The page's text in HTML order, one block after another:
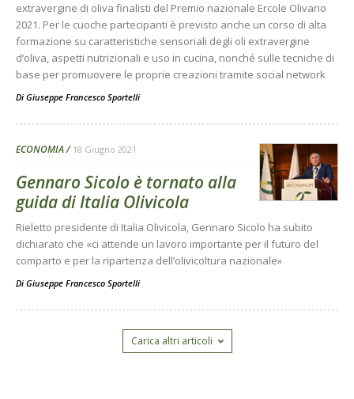
extravergine di oliva finalisti del Premio nazionale Ercole Olivario
2021. Per le cuoche partecipanti è previsto anche un corso di alta
formazione su caratteristiche sensoriali degli oli extravergine
d’oliva, aspetti nutrizionali e uso in cucina, nonché sulle tecniche di
base per promuovere le proprie creazioni tramite social network
Di Giuseppe Francesco Sportelli
ECONOMIA 18 Giugno 2021
Gennaro Sicolo è tornato alla
guida di Italia Olivicola
Rieletto presidente di Italia Olivicola, Gennaro Sicolo ha subito
dichiarato che «ci attende un lavoro importante per il futuro del
comparto e per la ripartenza dell’olivicoltura nazionale»
Di Giuseppe Francesco Sportelli
Carica altri articoli